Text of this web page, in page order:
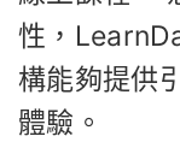
性，
構能夠提供
體驗。